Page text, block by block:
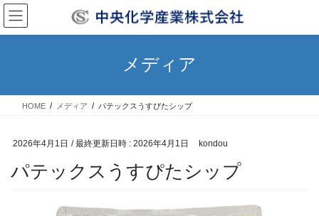
コ
ン
テ
ス
ナ
ビ
ゲ
ン
メディア
HOME メディア パテックスうすぴたシップ
2026年4月1日 / 最終更新日時 : 2026年4月1日 kondou
パテックスうすぴたシップ